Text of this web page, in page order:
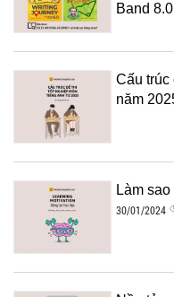
Band
Cấu trúc
năm
Làm
30/01/2024